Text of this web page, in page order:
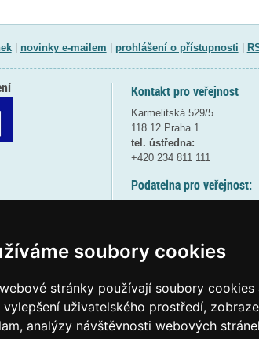
soubory cookies
stránky používají soubory
vylepšení uživatelského prostředí,
analýzy návštěvnosti webových
| novinky e-mailem prohlášení o přístupnosti
Kontakt pro veřejnost
Karmelitská 529/5
118 12 Praha 1
tel. ústředna:
+420 234 811 111
Podatelna pro veřejnost:
(více informací
Elektronická podatelna:
posta@msmtgov cz